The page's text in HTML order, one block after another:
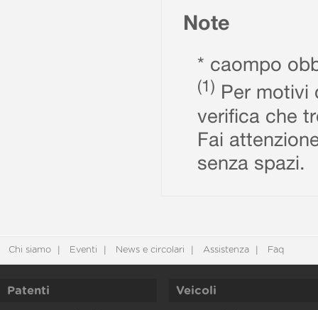
Note
* caompo
(1) Per motivi
verifica che
Fai
senza spazi.
Chi siamo Eventi News e circolari Assistenza Faq
Patenti Veicoli